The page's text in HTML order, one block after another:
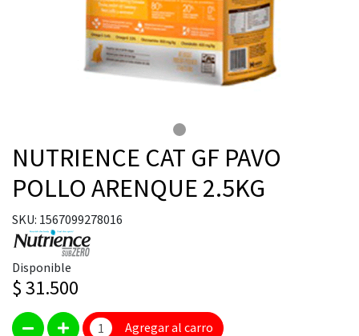
NUTRIENCE CAT GF PAVO
POLLO ARENQUE 2.5KG
SKU: 1567099278016
Disponible
$ 31.500
Agregar al carro